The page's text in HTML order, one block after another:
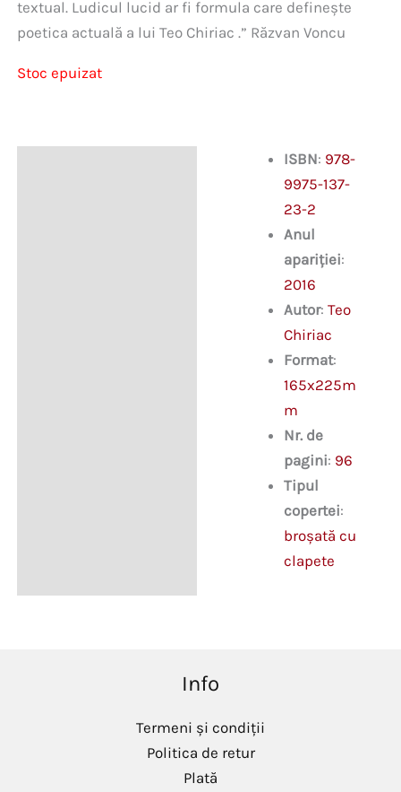
textual. Ludicul lucid ar fi formula care definește
poetica actuală a lui Teo Chiriac .” Răzvan Voncu
Stoc epuizat
ISBN: 978-
9975-137-
23-2
Anul
apariției:
2016
Autor: Teo
Chiriac
Format:
165x225m
m
Nr. de
pagini: 96
Tipul
copertei:
broşată cu
clapete
Info
Termeni și condiții
Politica de retur
Plată